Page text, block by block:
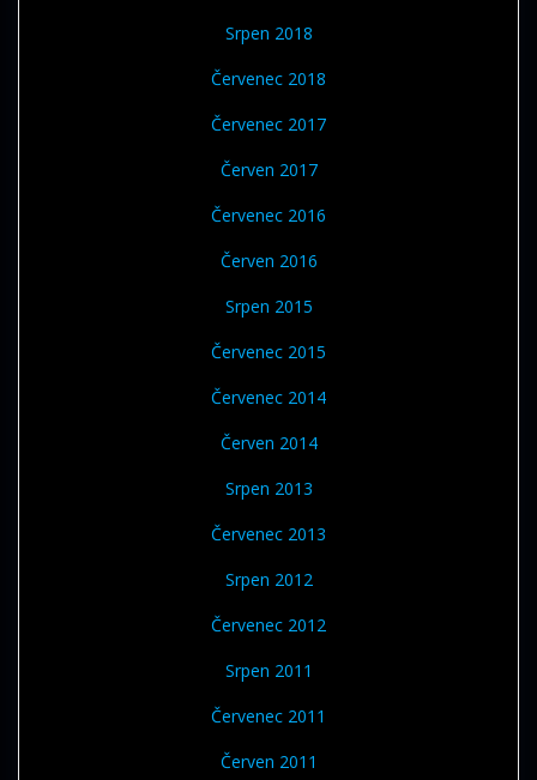
Srpen 2018
Červenec 2018
Červenec 2017
Červen 2017
Červenec 2016
Červen 2016
Srpen 2015
Červenec 2015
Červenec 2014
Červen 2014
Srpen 2013
Červenec 2013
Srpen 2012
Červenec 2012
Srpen 2011
Červenec 2011
Červen 2011